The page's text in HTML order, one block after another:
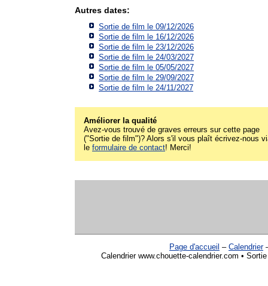
Autres dates:
Sortie de film le 09/12/2026
Sortie de film le 16/12/2026
Sortie de film le 23/12/2026
Sortie de film le 24/03/2027
Sortie de film le 05/05/2027
Sortie de film le 29/09/2027
Sortie de film le 24/11/2027
Améliorer la qualité
Avez-vous trouvé de graves erreurs sur cette page
("Sortie de film")? Alors s'il vous plaît écrivez-nous
le formulaire de contact! Merci!
Page d'accueil – Calendrier
Calendrier www.chouette-calendrier.com •